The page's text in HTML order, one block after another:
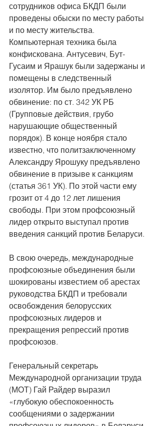
сотрудников офиса БКДП были
проведены обыски по месту работы
и по месту жительства.
Компьютерная техника была
конфискована. Антусевич, Бут-
Гусаим и Ярашук были задержаны и
помещены в следственный
изолятор. Им было предъявлено
обвинение: по ст. 342 УК РБ
(Групповые действия, грубо
нарушающие общественный
порядок). В конце ноября стало
известно, что политзаключенному
Александру Ярошуку предъявлено
обвинение в призыве к санкциям
(статья 361 УК). По этой части ему
грозит от 4 до 12 лет лишения
свободы. При этом профсоюзный
лидер открыто выступал против
введения санкций против Беларуси.
В свою очередь, международные
профсоюзные объединения были
шокированы известием об арестах
руководства БКДП и требовали
освобождения белорусских
профсоюзных лидеров и
прекращения репрессий против
профсоюзов.
Генеральный секретарь
Международной организации труда
(МОТ) Гай Райдер выразил
«глубокую обеспокоенность
сообщениями о задержании